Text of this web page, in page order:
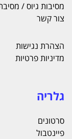
מסיבות גיוס /
צור קשר
הצהרת נגישות
מדיניות פרטיות
גלריה
סרטונים
פיינטבול